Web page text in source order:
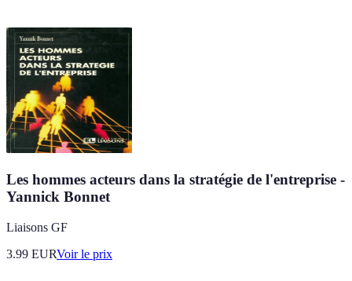
Les hommes acteurs dans la stratégie de l'entreprise -
Yannick Bonnet
Liaisons GF
3.99 EURVoir le prix